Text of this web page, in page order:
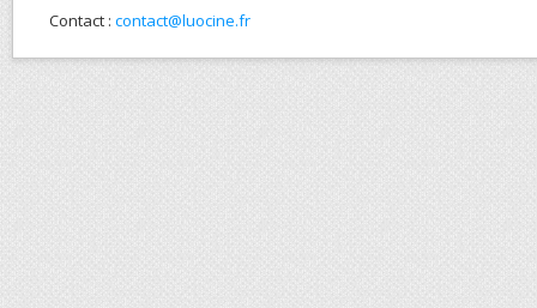
Contact : contact@luocine.fr